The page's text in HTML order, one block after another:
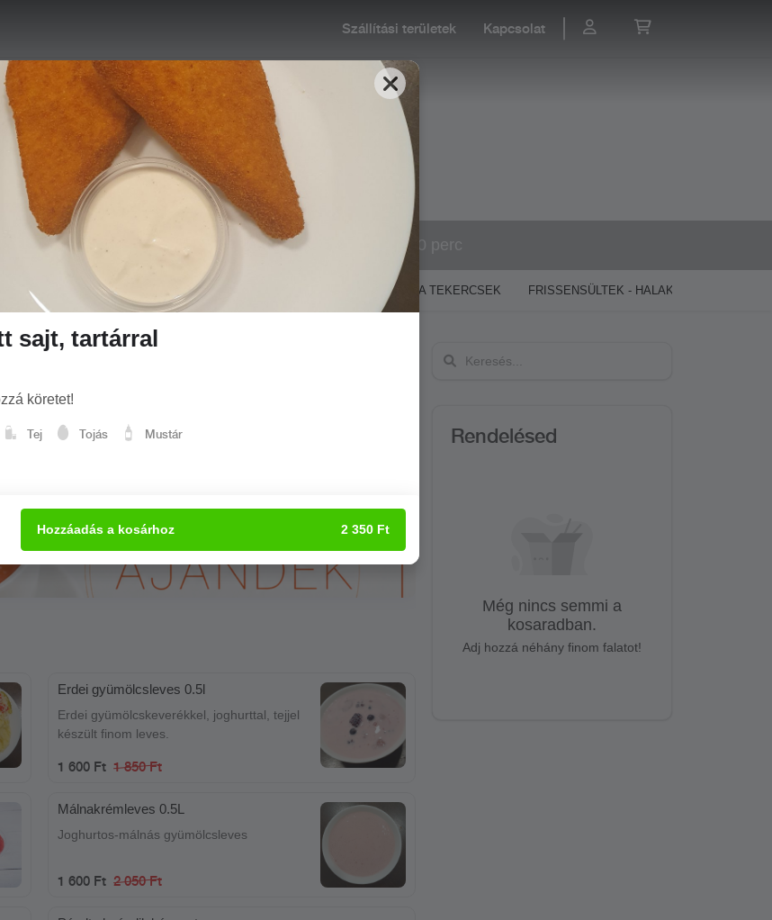
Szállítási területek Kapcsolat
Rendelés: 10:00-20:45 +36 20 355 1555 60-90 perc
MENÜK KOLBISTRO PIZZÁK PRÉMIUM 🍕 PIZZA TEKERCSEK FRISSENSÜLTEK - HALAK, RÁKOK, VEGA
Erdei gyümölcsleves 0.5l
Erdei gyümölcskeverékkel, joghurttal, tejjel
készült finom leves.
1 600 Ft 1 850 Ft
Málnakrémleves 0.5L
Joghurtos-málnás gyümölcsleves
1 600 Ft 2 050 Ft
Rendelésed
Még nincs semmi a
kosaradban.
Adj hozzá néhány finom falatot!
sajt, tartárral
köretet!
Tej Tojás Mustár
Hozzáadás a kosárhoz 2 350 Ft